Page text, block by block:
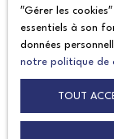
Force
La
engagée en cas
de sa volonté.
″Gérer les
essentiels à son
données
notre politique de
TOUT